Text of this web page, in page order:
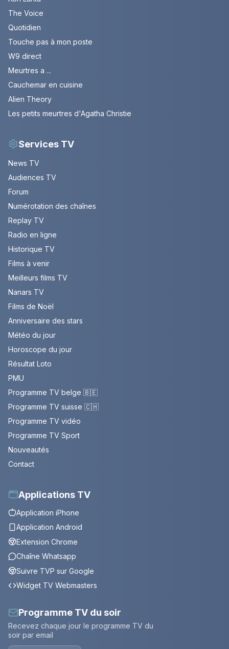
The Voice
Quotidien
Touche pas à mon poste
W9 direct
Meurtres a ...
Cauchemar en cuisine
Alien Theory
Les petits meurtres d'Agatha Christie
Services TV
News TV
Audiences TV
Forum
Numérotation des chaînes
Replay TV
Radio en ligne
Historique TV
Films à venir
Meilleurs films TV
Nanars TV
Films de Noël
Anniversaire des stars
Météo du jour
Horoscope du jour
Résultat Loto
PMU
Programme TV belge 🇧🇪
Programme TV suisse 🇨🇭
Programme TV vidéo
Programme TV Sport
Nouveautés
Contact
Applications TV
Application iPhone
Application Android
Extension Chrome
Chaîne Whatsapp
Suivre TVP sur Google
Widget TV Webmasters
Programme TV du soir
Recevez chaque jour le programme TV du
soir par email